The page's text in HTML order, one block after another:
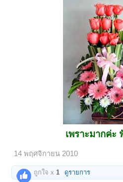
เพราะมากค่ะ
14 พฤศจิกายน 2010
ถูกใจ x 1 ดูรายการ